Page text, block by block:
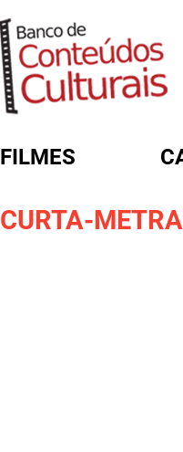
FILMES
CURTA-